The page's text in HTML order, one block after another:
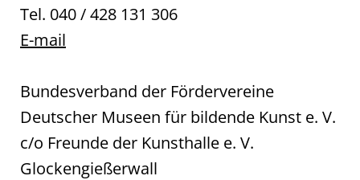
Tel. 040 / 428 131 306
E-mail
Bundesverband der Fördervereine
Deutscher Museen für bildende Kunst e. V.
c/o Freunde der Kunsthalle e. V.
Glockengießerwall